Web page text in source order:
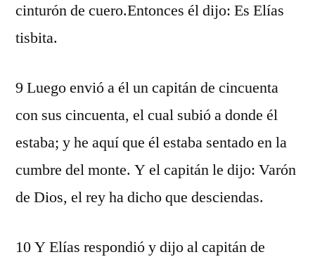
cinturón de cuero.Entonces él dijo: Es Elías
tisbita.
9 Luego envió a él un capitán de cincuenta
con sus cincuenta, el cual subió a donde él
estaba; y he aquí que él estaba sentado en la
cumbre del monte. Y el capitán le dijo: Varón
de Dios, el rey ha dicho que desciendas.
10 Y Elías respondió y dijo al capitán de